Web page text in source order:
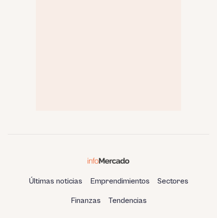
Últimas noticias Emprendimientos Sectores
Finanzas Tendencias